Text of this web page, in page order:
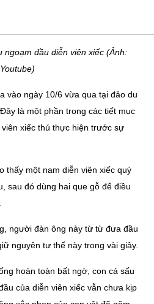
ngoạm đầu diễn viên xiếc (Ảnh:
Youtube)
vào ngày 10/6 vừa qua tại đảo du
là một phần trong các tiết mục
xiếc thú thực hiện trước sự
thấy một nam diễn viên xiếc quỳ
sau đó dùng hai que gỗ để điều
người đàn ông này từ từ đưa đầu
nguyên tư thế này trong vài giây.
hoàn toàn bất ngờ, con cá sấu
của diễn viên xiếc vẫn chưa kịp